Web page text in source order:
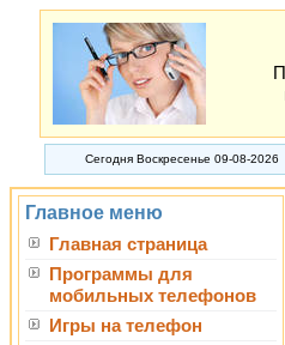
Сегодня Воскресенье 09-08-2026
Главное меню
Главная страница
Программы для
мобильных телефонов
Игры на телефон